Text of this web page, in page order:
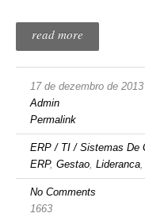
read more
17 de dezembro de 2013
Admin
Permalink
ERP / TI / Sistemas De
ERP, Gestao, Lideranca,
No Comments
1663